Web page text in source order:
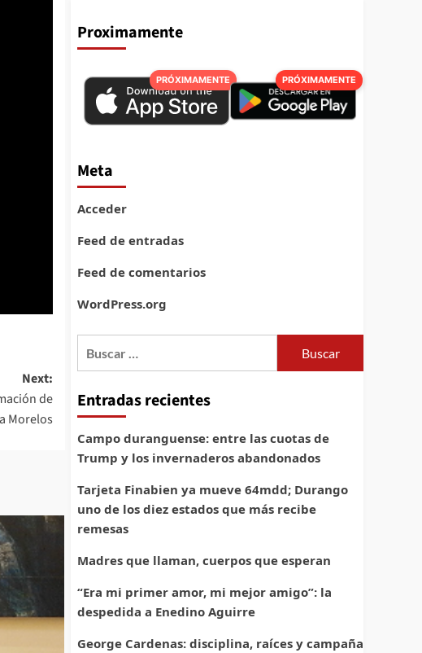
Next:
de
Morelos
Proximamente
PRÓXIMAMENTE PRÓXIMAMENTE
Meta
Acceder
Feed de entradas
Feed de comentarios
WordPress.org
Entradas recientes
Campo duranguense: entre las cuotas de
Trump y los invernaderos abandonados
Tarjeta Finabien ya mueve 64mdd; Durango
uno de los diez estados que más recibe
remesas
Madres que llaman, cuerpos que esperan
“Era mi primer amor, mi mejor amigo”: la
despedida a Enedino Aguirre
George Cardenas: disciplina, raíces y campaña